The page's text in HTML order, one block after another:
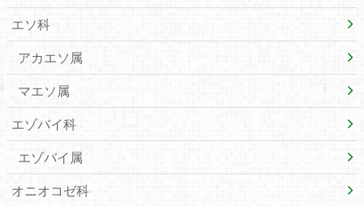
エソ科
アカエソ属
マエソ属
エゾバイ科
エゾバイ属
オニオコゼ科